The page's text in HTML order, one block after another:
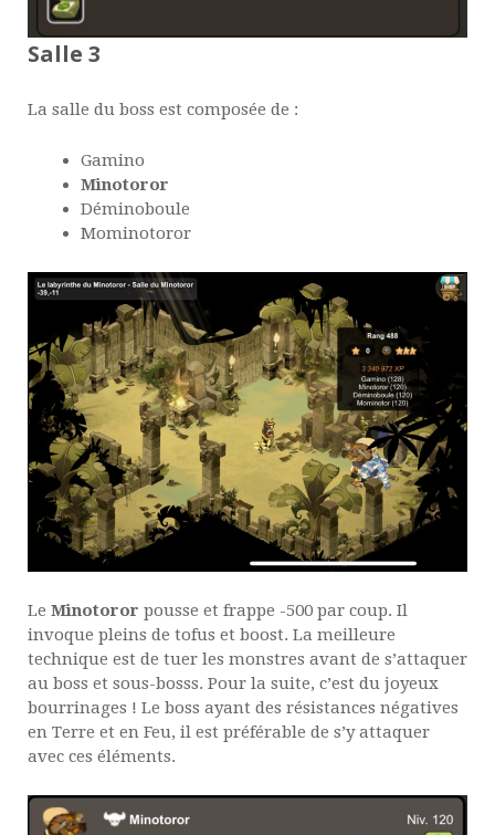
Salle 3
La salle du boss est composée de :
Gamino
Minotoror
Déminoboule
Mominotoror
Le Minotoror pousse et frappe -500 par coup. Il
invoque pleins de tofus et boost. La meilleure
technique est de tuer les monstres avant de s’attaquer
au boss et sous-bosss. Pour la suite, c’est du joyeux
bourrinages ! Le boss ayant des résistances négatives
en Terre et en Feu, il est préférable de s’y attaquer
avec ces éléments.